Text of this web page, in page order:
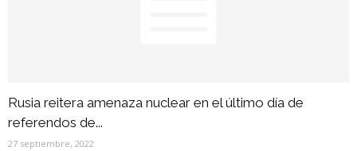
Rusia reitera amenaza nuclear en el último día de
referendos de...
27 septiembre, 2022